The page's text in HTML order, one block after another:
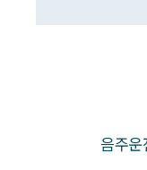
음주운